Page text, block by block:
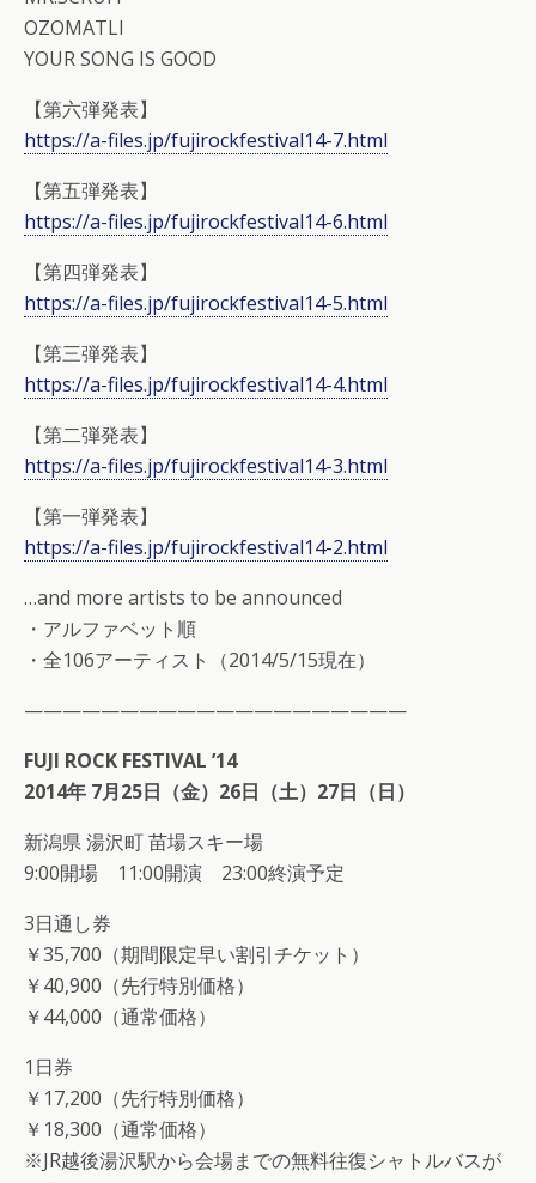
OZOMATLI
YOUR SONG IS GOOD
【第六弾発表】
https://a-files.jp/fujirockfestival14-7.html
【第五弾発表】
https://a-files.jp/fujirockfestival14-6.html
【第四弾発表】
https://a-files.jp/fujirockfestival14-5.html
【第三弾発表】
https://a-files.jp/fujirockfestival14-4.html
【第二弾発表】
https://a-files.jp/fujirockfestival14-3.html
【第一弾発表】
https://a-files.jp/fujirockfestival14-2.html
…and more artists to be announced
・アルファベット順
・全106アーティスト（2014/5/15現在）
————————————————————
FUJI ROCK FESTIVAL ’14
2014年 7月25日（金）26日（土）27日（日）
新潟県 湯沢町 苗場スキー場
9:00開場 11:00開演 23:00終演予定
3日通し券
￥35,700（期間限定早い割引チケット）
￥40,900（先行特別価格）
￥44,000（通常価格）
1日券
￥17,200（先行特別価格）
￥18,300（通常価格）
※JR越後湯沢駅から会場までの無料往復シャトルバスが